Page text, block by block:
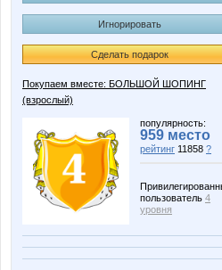
Игнорировать
Сделать подарок
Покупаем вместе: БОЛЬШОЙ ШОПИНГ
(взрослый)
популярность:
959 место
рейтинг 11858 ?
пользователь 4
уровня